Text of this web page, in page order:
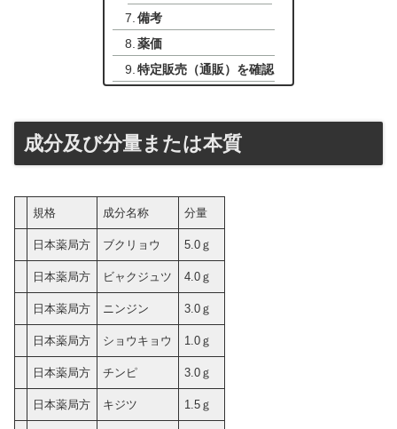
備考
薬価
特定販売（通販）を確認
成分及び分量または本質
規格 成分名称 分量
日本薬局方 ブクリョウ 5.0ｇ
日本薬局方 ビャクジュツ 4.0ｇ
日本薬局方 ニンジン 3.0ｇ
日本薬局方 ショウキョウ 1.0ｇ
日本薬局方 チンピ 3.0ｇ
日本薬局方 キジツ 1.5ｇ